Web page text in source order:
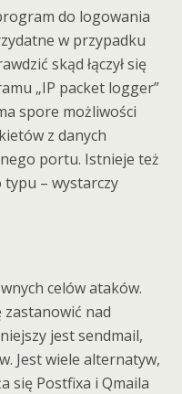
do logowania
w przypadku
skąd łączył się
„IP packet logger”
spore możliwości
z danych
portu. Istnieje też
– wystarczy
celów ataków.
nad
jest sendmail,
Jest wiele alternatyw,
się Postfixa i Qmaila